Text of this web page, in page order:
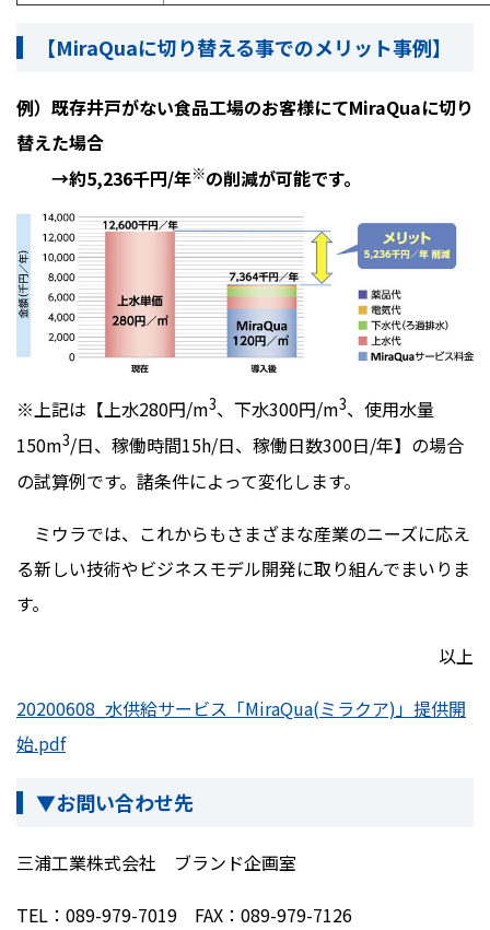
【MiraQuaに切り替える事でのメリット事例】
例）既存井戸がない食品工場のお客様にてMiraQuaに切り
替えた場合
→約5,236千円/年※の削減が可能です。
※上記は【上水280円/m3、下水300円/m3、使用水量
150m3/日、稼働時間15h/日、稼働日数300日/年】の場合
の試算例です。諸条件によって変化します。
ミウラでは、これからもさまざまな産業のニーズに応え
る新しい技術やビジネスモデル開発に取り組んでまいりま
す。
以上
20200608_水供給サービス「MiraQua(ミラクア)」提供開
始.pdf
▼お問い合わせ先
三浦工業株式会社 ブランド企画室
TEL：089-979-7019 FAX：089-979-7126